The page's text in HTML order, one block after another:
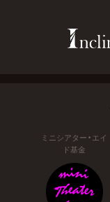
ミニシアター・エイ
ド基金